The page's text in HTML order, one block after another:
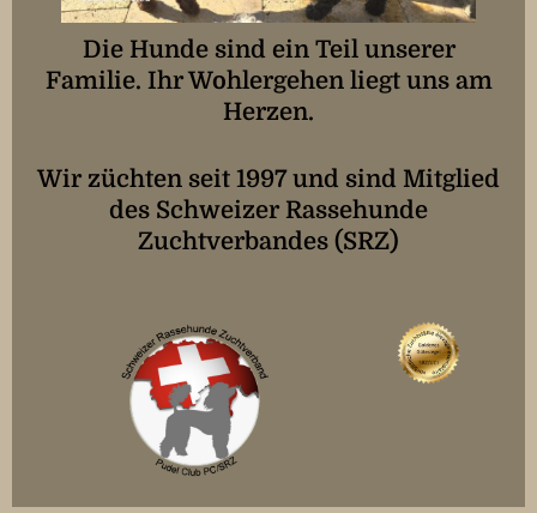
Die Hunde sind ein Teil unserer
Familie. Ihr Wohlergehen liegt uns am
Herzen.
Wir züchten seit 1997 und sind Mitglied
des Schweizer Rassehunde
Zuchtverbandes (SRZ)